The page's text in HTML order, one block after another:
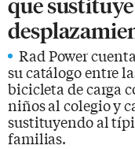
Rad Power
su catálogo entre
bicicleta de carga
niños al colegio y
sustituyendo al
familias.